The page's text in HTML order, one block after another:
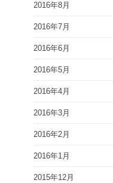
2016年8月
2016年7月
2016年6月
2016年5月
2016年4月
2016年3月
2016年2月
2016年1月
2015年12月